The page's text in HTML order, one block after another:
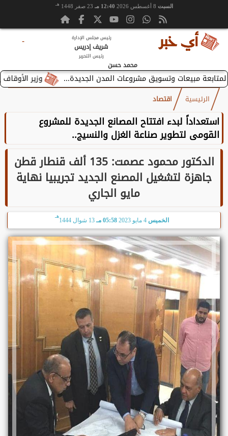
السبت 12:40 مـ 23 صفر 1448 هـ
رئيس مجلس الإدارة
شريف إدريس
رئيس التحرير
محمد حسن
-
وزير الأوقاف يستقبل
الرئيسية اقتصاد
استعداداً لبدء افتتاح المصانع الجديدة للمشروع
القومى لتطوير صناعة الغزل والنسيج..
الدكتور محمود عصمت: 135 ألف قنطار قطن
جاهزة لتشغيل المصنع الجديد تجريبيا نهاية
مايو الجاري
الخميس 05:58 مـ 13 شوال 1444
هـ